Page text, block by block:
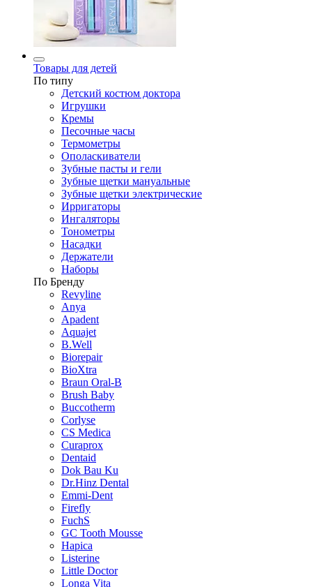
Товары для детей
По типу
Детский костюм доктора
Игрушки
Кремы
Песочные часы
Термометры
Ополаскиватели
Зубные пасты и гели
Зубные щетки мануальные
Зубные щетки электрические
Ирригаторы
Ингаляторы
Тонометры
Насадки
Держатели
Наборы
По Бренду
Revyline
Anya
Apadent
Aquajet
B.Well
Biorepair
BioXtra
Braun Oral-B
Brush Baby
Buccotherm
Corlyse
CS Medica
Curaprox
Dentaid
Dok Bau Ku
Dr.Hinz Dental
Emmi-Dent
Firefly
FuchS
GC Tooth Mousse
Hapica
Listerine
Little Doctor
Longa Vita